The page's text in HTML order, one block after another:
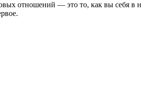
отношений — это то, как вы себя в